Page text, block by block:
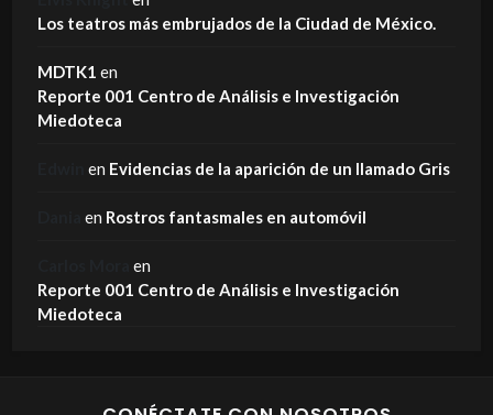
Los teatros más embrujados de la Ciudad de México.
MDTK1 en
Reporte 001 Centro de Análisis e Investigación
Miedoteca
en Evidencias de la aparición de un llamado Gris
en Rostros fantasmales en automóvil
en
Reporte 001 Centro de Análisis e Investigación
Miedoteca